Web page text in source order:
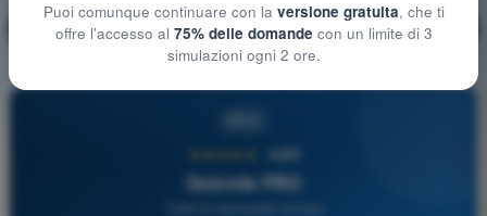
🔒 PRO Spiegazione domanda
4,6/5
Quizvds PRO
Puoi comunque continuare con la versione gratuita, che ti
offre l'accesso al 75% delle domande con un limite di 3
simulazioni ogni 2 ore.